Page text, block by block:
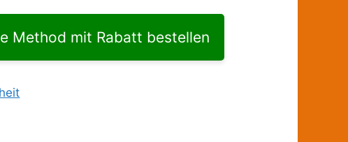
€.
Method mit Rabatt bestellen